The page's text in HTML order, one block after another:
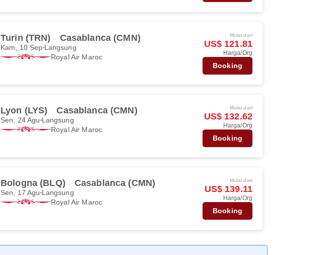
Turin (TRN) Casablanca (CMN)
Kam, 10 Sep Langsung
Royal Air Maroc
Mulai dari
US$ 121.81
Harga/Org
Booking
Lyon (LYS) Casablanca (CMN)
Sen, 24 Agu Langsung
Royal Air Maroc
Mulai dari
US$ 132.62
Harga/Org
Booking
Bologna (BLQ) Casablanca (CMN)
Sen, 17 Agu Langsung
Royal Air Maroc
Mulai dari
US$ 139.11
Harga/Org
Booking